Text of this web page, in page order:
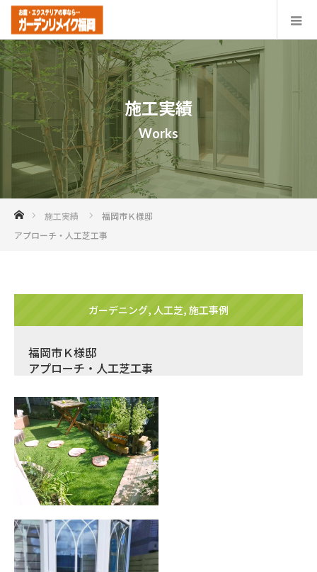
施工実績
Works
ホーム施工実績
福岡市Ｋ様邸
アプローチ・人工芝工事
ガーデニング, 人工芝, 施工事例
福岡市Ｋ様邸
アプローチ・人工芝工事